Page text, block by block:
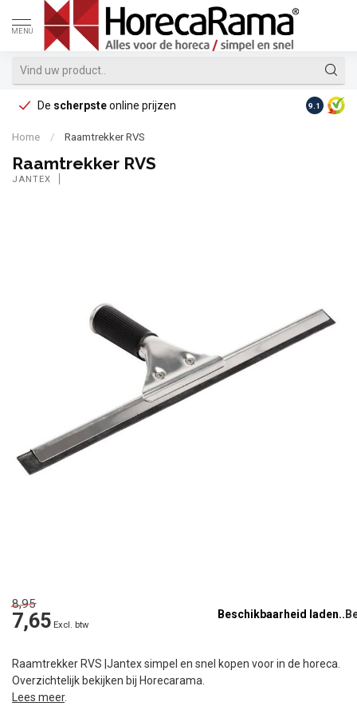
MENU
De scherpsteonline prijzen Op
9.1
Home / Raamtrekker RVS
Raamtrekker RVS
JANTEX
8,95
7,65 Excl. btw
Beschikbaarheid laden..
Raamtrekker RVS |Jantex simpel en snel kopen voor in de horeca.
Overzichtelijk bekijken bij Horecarama.
Lees meer.